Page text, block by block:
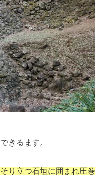
きるます。
り立つ石垣に囲まれ圧巻